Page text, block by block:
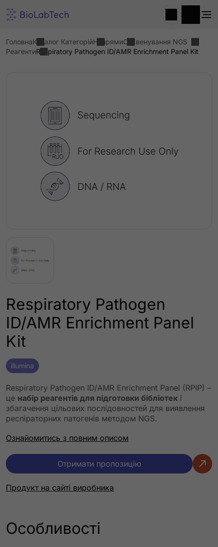
ГоловнаКаталог КатегорійНапрямиСеквенування NGS
РеагентиRespiratory Pathogen ID/AMR Enrichment Panel Kit
Respiratory Pathogen
ID/AMR Enrichment Panel
Kit
illumina
Respiratory Pathogen ID/AMR Enrichment Panel (RPIP) –
це набір реагентів для підготовки бібліотек і
збагачення цільових послідовностей для виявлення
респіраторних патогенів методом NGS.
Ознайомитись з повним описом
Отримати пропозицію
Продукт на сайті виробника
Особливості